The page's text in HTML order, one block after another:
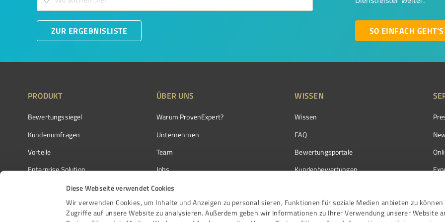
Diese Webseite verwendet Cookies
Wir verwenden Cookies, um Inhalte und Anzeigen zu personalisieren, Funktionen für soziale Medien anbieten zu können
Zugriffe auf unsere Website zu analysieren. Außerdem geben wir Informationen zu Ihrer Verwendung unserer Website
ZUR ERGEBNISLISTE SO EINFACH GEHT'S
PRODUKT
Bewertungssiegel
Kundenumfragen
Vorteile
Enterprise Solution
Partnerprogramm
Auszeichnungen
ÜBER UNS
Warum ProvenExpert?
Unternehmen
Team
Jobs
Kundenstimmen
Kontakt
WISSEN
Wissen
FAQ
Bewertungsportale
Kundenbewertungen
Bewertungs­richtlinien